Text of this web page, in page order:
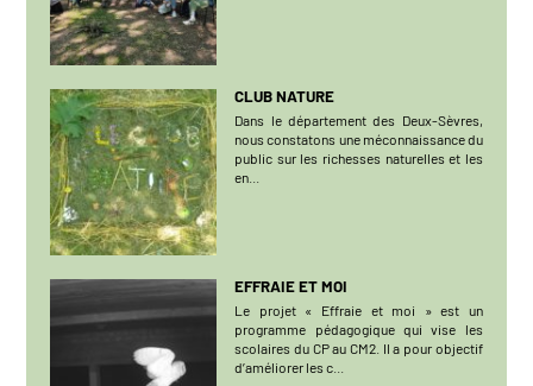
CLUB NATURE
Dans le département des Deux-Sèvres,
nous constatons une méconnaissance du
public sur les richesses naturelles et les
en...
EFFRAIE ET MOI
Le projet « Effraie et moi » est un
programme pédagogique qui vise les
scolaires du CP au CM2. Il a pour objectif
d’améliorer les c...